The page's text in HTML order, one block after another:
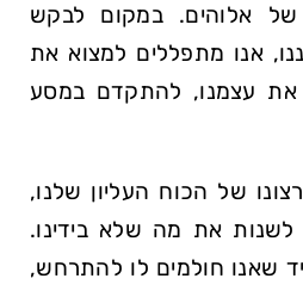
של אלוהים. במקום לבקש
אנו מתפללים למצוא את
את עצמנו, להתקדם במסע
של הכוח העליון שלנו,
את מה שלא בידינו.
שאנו חולמים לו להתרחש,